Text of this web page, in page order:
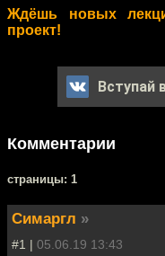
Ждёшь новых
проект!
Вступай
Комментарии
cтраницы: 1
Симаргл »
#1 | 05.06.19 13:43